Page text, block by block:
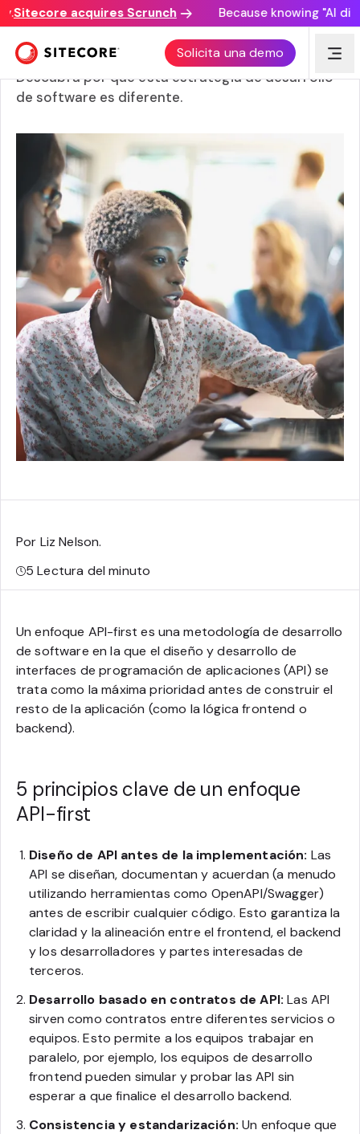
acquires Scrunch Because knowing "AI
Solicita una demo
¿Qué es un enfoque API-first?
Descubra por qué esta estrategia de desarrollo
de software es diferente.
Por Liz Nelson.
5Lectura del minuto
Un enfoque API-first es una metodología de desarrollo
de software en la que el diseño y desarrollo de
interfaces de programación de aplicaciones (API) se
trata como la máxima prioridad antes de construir el
resto de la aplicación (como la lógica frontend o
backend).
5 principios clave de un enfoque
API-first
Diseño de API antes de la implementación: Las
API se diseñan, documentan y acuerdan (a menudo
utilizando herramientas como OpenAPI/Swagger)
antes de escribir cualquier código. Esto garantiza la
claridad y la alineación entre el frontend, el backend
y los desarrolladores y partes interesadas de
terceros.
Desarrollo basado en contratos de API: Las API
sirven como contratos entre diferentes servicios o
equipos. Esto permite a los equipos trabajar en
paralelo, por ejemplo, los equipos de desarrollo
frontend pueden simular y probar las API sin
esperar a que finalice el desarrollo backend.
Consistencia y estandarización: Un enfoque que